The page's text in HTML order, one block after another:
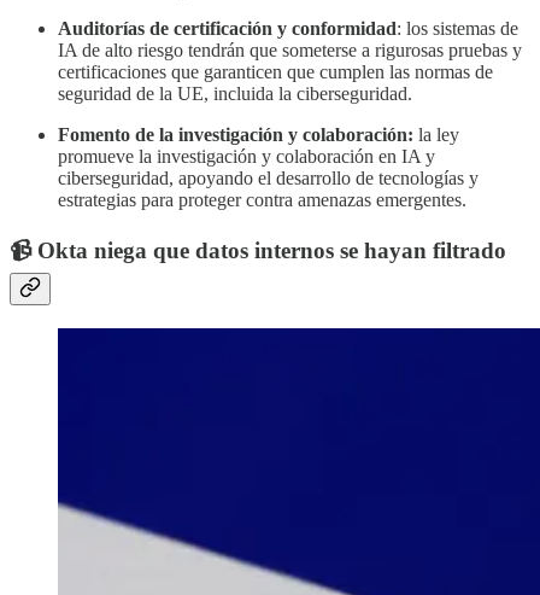
Auditorías de certificación y conformidad: los sistemas de
IA de alto riesgo tendrán que someterse a rigurosas pruebas y
certificaciones que garanticen que cumplen las normas de
seguridad de la UE, incluida la ciberseguridad.
Fomento de la investigación y colaboración: la ley
promueve la investigación y colaboración en IA y
ciberseguridad, apoyando el desarrollo de tecnologías y
estrategias para proteger contra amenazas emergentes.
📹 Okta niega que datos internos se hayan filtrado